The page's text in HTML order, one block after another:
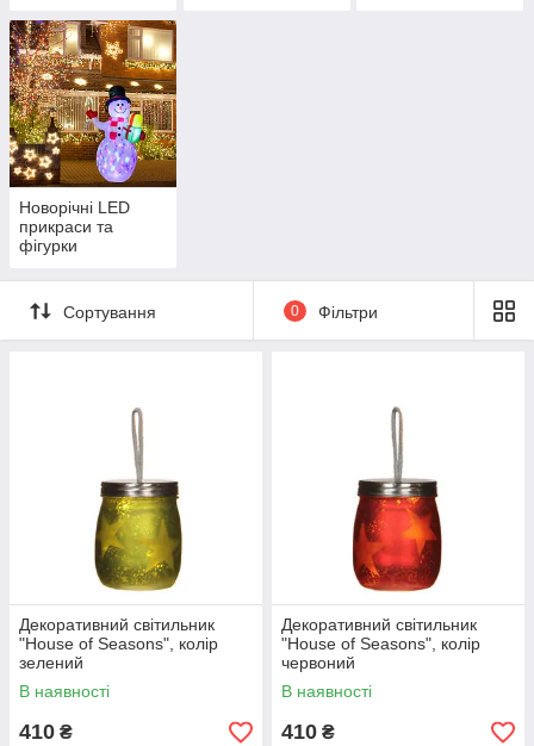
Новорічні LED
прикраси та
фігурки
Сортування 0 Фільтри
Декоративний світильник
"House of Seasons", колір
зелений
В наявності
410 ₴
Декоративний світильник
"House of Seasons", колір
червоний
В наявності
410 ₴